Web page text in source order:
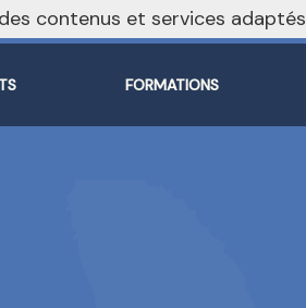
Vers le site national
FORMATIONS
contenus et services adaptés